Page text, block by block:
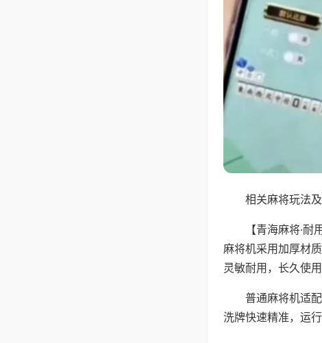
相关麻将玩法
【青海麻将·
麻将机采用加厚材
灵敏耐用，长久使
普通麻将机适
洗牌快速精准，运